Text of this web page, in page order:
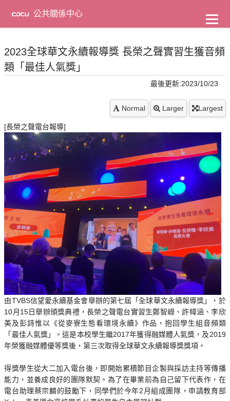
主
公共關係中心
2023全球華文永續報導獎 長榮之聲實習生獲音頻
類「最佳人氣獎」
最後更新:2023/10/23
Normal Larger Largest
[長榮之聲電台報導]
由TVBS信望愛永續基金會舉辦的第七屆「全球華文永續報導獎」，於
10月15日舉辦頒獎典禮，長榮之聲電台實習生鄭智嶸、許幃涵、李欣
美及彭詩惟以《從麥寮生態看環境永續》作品，抱回學生組音頻類
「最佳人氣獎」。這是本校學生繼2017年獲得融媒體人氣獎，及2019
年榮獲融媒體優等獎後，第三次取得全球華文永續報導獎獎項。
得獎學生從大二加入電台後，即開始累積節目企製與採訪主持等傳播
能力，並養成良好的團隊默契。為了在畢業前為自己留下代表作，在
電台助理蔡宗麟的鼓勵下，同學們於今年2月組成團隊，申請教育部